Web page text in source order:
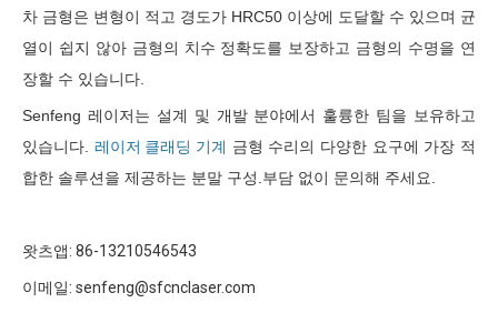
차 금형은 변형이 적고 경도가 HRC50 이상에 도달할 수 있으며 균
열이 쉽지 않아 금형의 치수 정확도를 보장하고 금형의 수명을 연
장할 수 있습니다.
Senfeng 레이저는 설계 및 개발 분야에서 훌륭한 팀을 보유하고
있습니다. 레이저 클래딩 기계 금형 수리의 다양한 요구에 가장 적
합한 솔루션을 제공하는 분말 구성.부담 없이 문의해 주세요.
왓츠앱: 86-13210546543
이메일: senfeng@sfcnclaser.com